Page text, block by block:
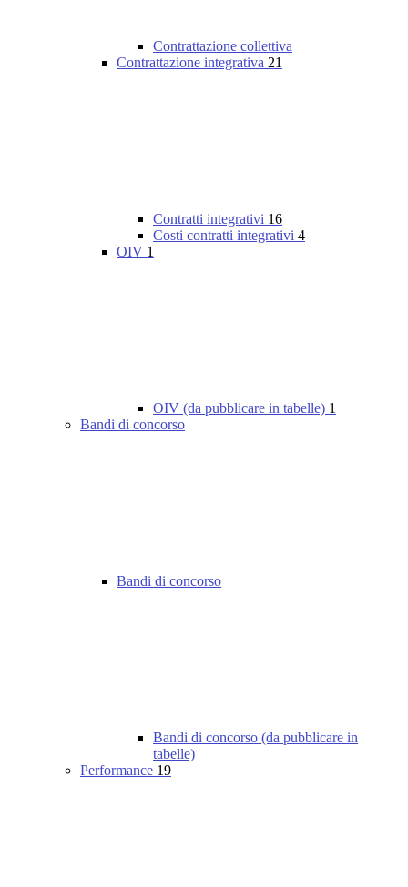
Contrattazione collettiva
Contrattazione integrativa 21
Contratti integrativi 16
Costi contratti integrativi 4
OIV 1
OIV (da pubblicare in tabelle) 1
Bandi di concorso
Bandi di concorso
Bandi di concorso (da pubblicare in
tabelle)
Performance 19